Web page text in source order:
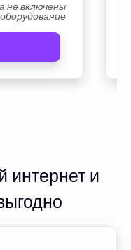
не включены
интернет и